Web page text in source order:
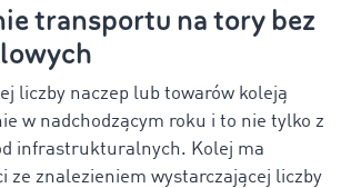
transportu na tory bez
liczby naczep lub towarów koleją
w nadchodzącym roku i to nie tylko z
infrastrukturalnych. Kolej ma
ze znalezieniem wystarczającej liczby